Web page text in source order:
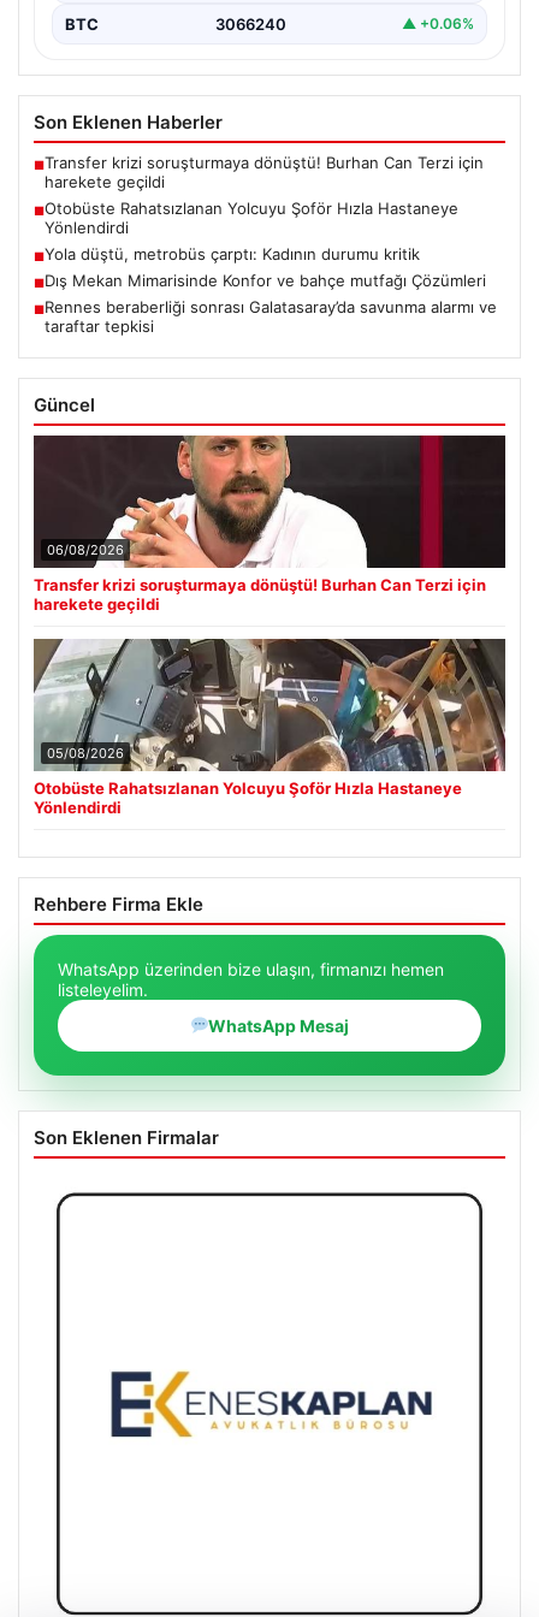
BTC 3066240 ▲ +0.06%
Son Eklenen Haberler
■Transfer krizi soruşturmaya dönüştü! Burhan Can Terzi için
harekete geçildi
■Otobüste Rahatsızlanan Yolcuyu Şoför Hızla Hastaneye
Yönlendirdi
■Yola düştü, metrobüs çarptı: Kadının durumu kritik
■Dış Mekan Mimarisinde Konfor ve bahçe mutfağı Çözümleri
■Rennes beraberliği sonrası Galatasaray’da savunma alarmı ve
taraftar tepkisi
Güncel
06/08/2026
Transfer krizi soruşturmaya dönüştü! Burhan Can Terzi için
harekete geçildi
05/08/2026
Otobüste Rahatsızlanan Yolcuyu Şoför Hızla Hastaneye
Yönlendirdi
Rehbere Firma Ekle
WhatsApp üzerinden bize ulaşın, firmanızı hemen
listeleyelim.
WhatsApp Mesaj
Son Eklenen Firmalar